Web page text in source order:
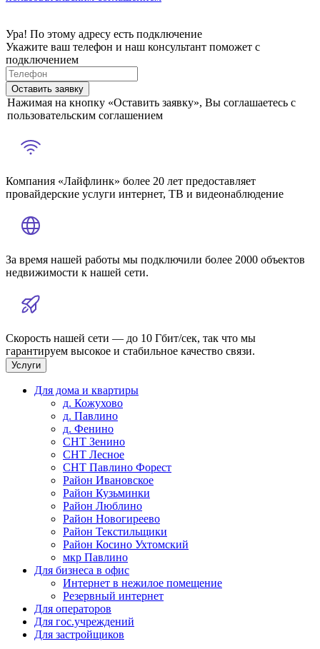
Ура! По этому адресу есть подключение
Укажите ваш телефон и наш консультант поможет с
подключением
Оставить заявку
Нажимая на кнопку «Оставить заявку», Вы соглашаетесь с
пользовательским соглашением
Компания «Лайфлинк» более 20 лет предоставляет
провайдерские услуги интернет, ТВ и видеонаблюдение
За время нашей работы мы подключили более 2000 объектов
недвижимости к нашей сети.
Скорость нашей сети — до 10 Гбит/сек, так что мы
гарантируем высокое и стабильное качество связи.
Услуги
Для дома и квартиры
д. Кожухово
д. Павлино
д. Фенино
СНТ Зенино
СНТ Лесное
СНТ Павлино Форест
Район Ивановское
Район Кузьминки
Район Люблино
Район Новогиреево
Район Текстильщики
Район Косино Ухтомский
мкр Павлино
Для бизнеса в офис
Интернет в нежилое помещение
Резервный интернет
Для операторов
Для гос.учреждений
Для застройщиков